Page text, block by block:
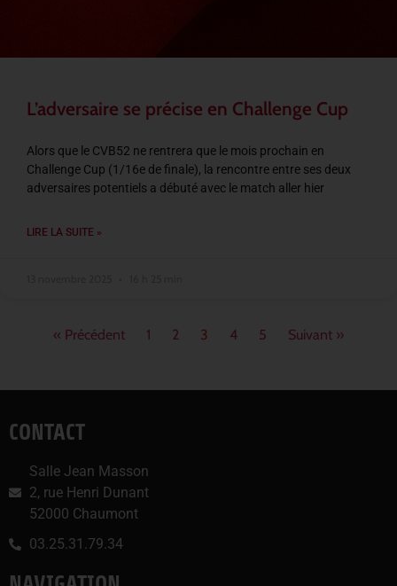
L’adversaire se précise en Challenge Cup
Alors que le CVB52 ne rentrera que le mois prochain en
Challenge Cup (1/16e de finale), la rencontre entre ses deux
adversaires potentiels a débuté avec le match aller hier
LIRE LA SUITE »
« Précédent 1 2 3 4 5 Suivant »
CONTACT
Salle Jean Masson
2, rue Henri Dunant
52000 Chaumont
03.25.31.79.34